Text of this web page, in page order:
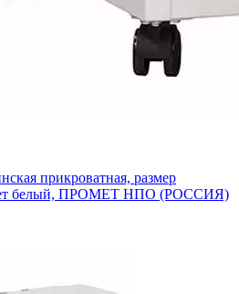
прикроватная, размер
белый, ПРОМЕТ НПО (РОССИЯ)